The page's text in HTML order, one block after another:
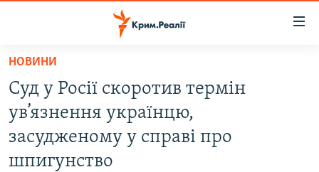
Перейти
основного
матеріалу
Перейти
до
основної
ВОДА.КРИМ
НОВИНИ
Суд у Росії скоротив термін
ув’язнення українцю,
засудженому у справі про
шпигунство